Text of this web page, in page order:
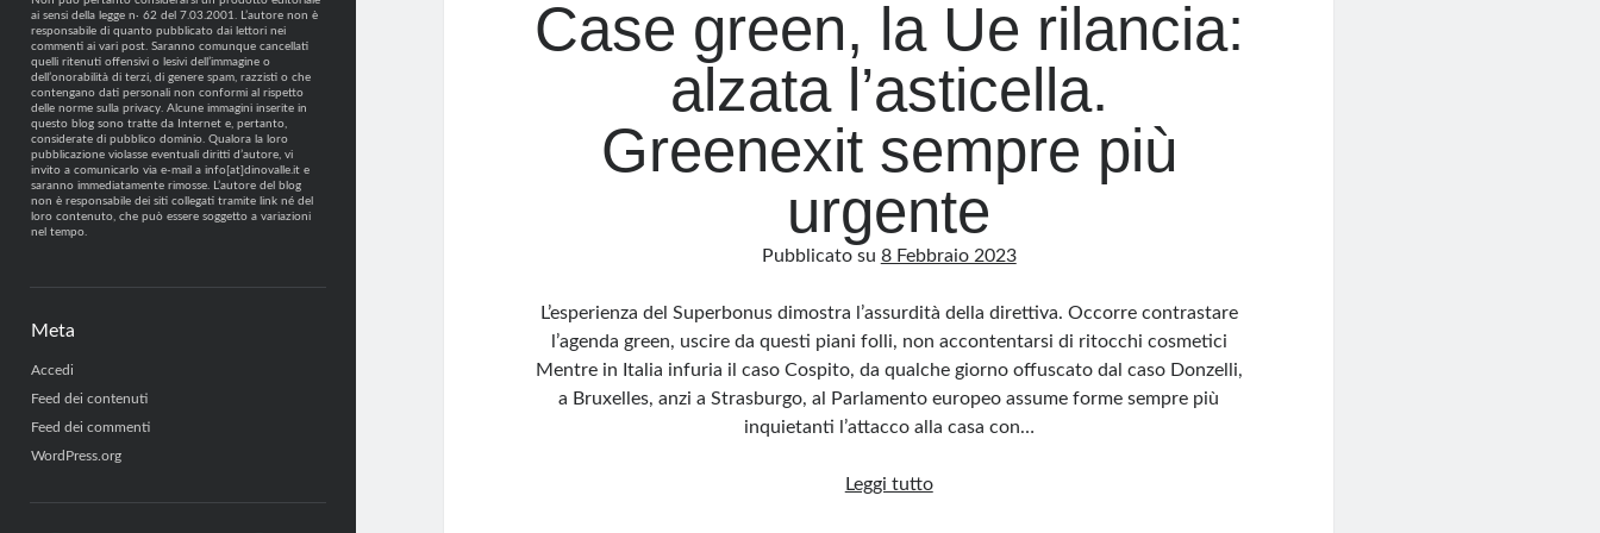
ai sensi della legge n· 62 del 7.03.2001. L’autore non è
responsabile di quanto pubblicato dai lettori nei
commenti ai vari post. Saranno comunque cancellati
quelli ritenuti offensivi o lesivi dell’immagine o
dell’onorabilità di terzi, di genere spam, razzisti o che
contengano dati personali non conformi al rispetto
delle norme sulla privacy. Alcune immagini inserite in
questo blog sono tratte da Internet e, pertanto,
considerate di pubblico dominio. Qualora la loro
pubblicazione violasse eventuali diritti d’autore, vi
invito a comunicarlo via e-mail a info[at]dinovalle.it e
saranno immediatamente rimosse. L’autore del blog
non è responsabile dei siti collegati tramite link né del
loro contenuto, che può essere soggetto a variazioni
nel tempo.
Meta
Accedi
Feed dei contenuti
Feed dei commenti
WordPress.org
Case green, la Ue rilancia:
alzata l’asticella.
Greenexit sempre più
urgente
Pubblicato su 8 Febbraio 2023
L’esperienza del Superbonus dimostra l’assurdità della direttiva. Occorre contrastare
l’agenda green, uscire da questi piani folli, non accontentarsi di ritocchi cosmetici
Mentre in Italia infuria il caso Cospito, da qualche giorno offuscato dal caso Donzelli,
a Bruxelles, anzi a Strasburgo, al Parlamento europeo assume forme sempre più
inquietanti l’attacco alla casa con…
Leggi tuttoCase